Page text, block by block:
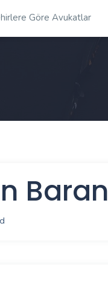
Göre Avukatlar
Baran